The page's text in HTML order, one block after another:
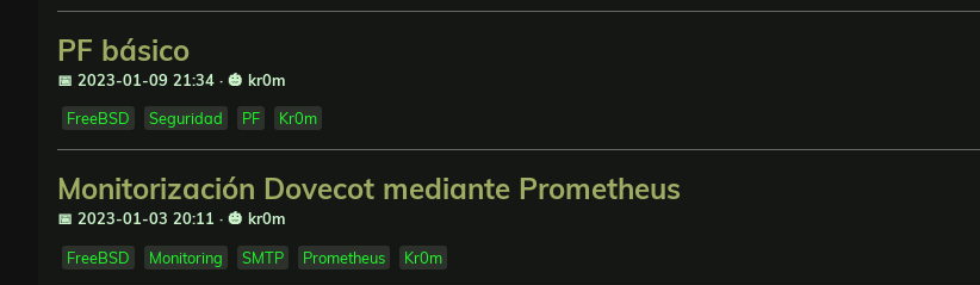
PF básico
📅 2023-01-09 21:34 · 🎃 kr0m
FreeBSD Seguridad PF Kr0m
Monitorización Dovecot mediante Prometheus
📅 2023-01-03 20:11 · 🎃 kr0m
FreeBSD Monitoring SMTP Prometheus Kr0m